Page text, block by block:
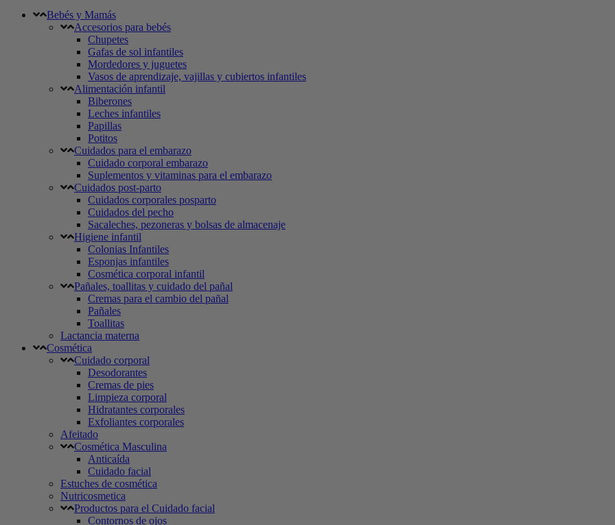
Bebés y Mamás
Accesorios para bebés
Chupetes
Gafas de sol infantiles
Mordedores y juguetes
Vasos de aprendizaje, vajillas y cubiertos infantiles
Alimentación infantil
Biberones
Leches infantiles
Papillas
Potitos
Cuidados para el embarazo
Cuidado corporal embarazo
Suplementos y vitaminas para el embarazo
Cuidados post-parto
Cuidados corporales posparto
Cuidados del pecho
Sacaleches, pezoneras y bolsas de almacenaje
Higiene infantil
Colonias Infantiles
Esponjas infantiles
Cosmética corporal infantil
Pañales, toallitas y cuidado del pañal
Cremas para el cambio del pañal
Pañales
Toallitas
Lactancia materna
Cosmética
Cuidado corporal
Desodorantes
Cremas de pies
Limpieza corporal
Hidratantes corporales
Exfoliantes corporales
Afeitado
Cosmética Masculina
Anticaída
Cuidado facial
Estuches de cosmética
Nutricosmetica
Productos para el Cuidado facial
Contornos de ojos